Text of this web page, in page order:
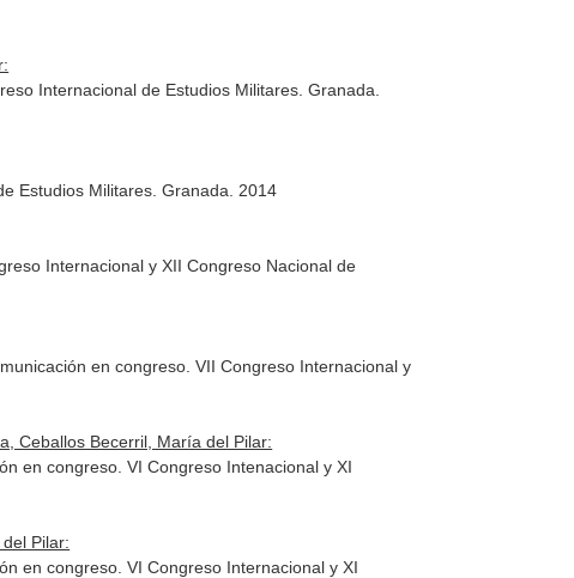
Internacional de Estudios Militares. Granada.
Estudios Militares. Granada. 2014
Internacional y XII Congreso Nacional de
en congreso. VII Congreso Internacional y
Ceballos Becerril, María del Pilar:
en congreso. VI Congreso Intenacional y XI
Pilar:
en congreso. VI Congreso Internacional y XI